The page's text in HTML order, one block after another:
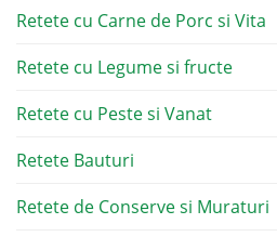
Retete cu Carne de Porc si Vita
Retete cu Legume si fructe
Retete cu Peste si Vanat
Retete Bauturi
Retete de Conserve si Muraturi